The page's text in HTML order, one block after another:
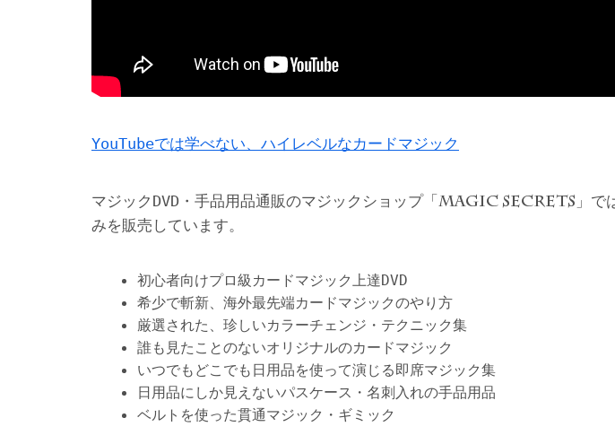
YouTubeでは学べない、ハイレベルなカードマジック
マジックDVD・手品用品通販のマジックショップ「 MAGIC SECRETS 」で
みを販売しています。
初心者向けプロ級カードマジック上達DVD
希少で斬新、海外最先端カードマジックのやり方
厳選された、珍しいカラーチェンジ・テクニック集
誰も見たことのないオリジナルのカードマジック
いつでもどこでも日用品を使って演じる即席マジック集
日用品にしか見えないパスケース・名刺入れの手品用品
ベルトを使った貫通マジック・ギミック